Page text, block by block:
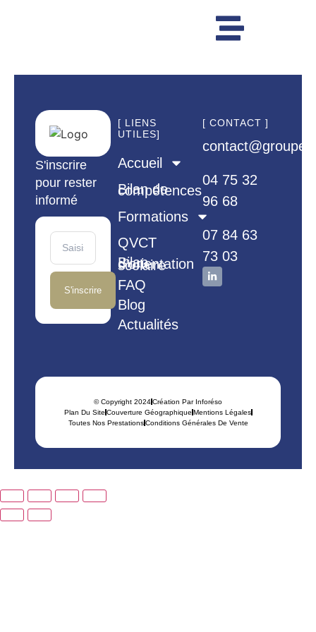
S'inscrire
pour rester
informé
S'inscrire
[ LIENS
UTILES]
Accueil
Bilan de compétences
Formations
QVCT
Bilan d’orientation scolaire
FAQ
Blog
Actualités
[ CONTACT ]
04 75 32
96 68
07 84 63
73 03
© Copyright 2024Création Par Inforéso
Plan Du Site Couverture Géographique Mentions Légales
Toutes Nos Prestations Conditions Générales De Vente